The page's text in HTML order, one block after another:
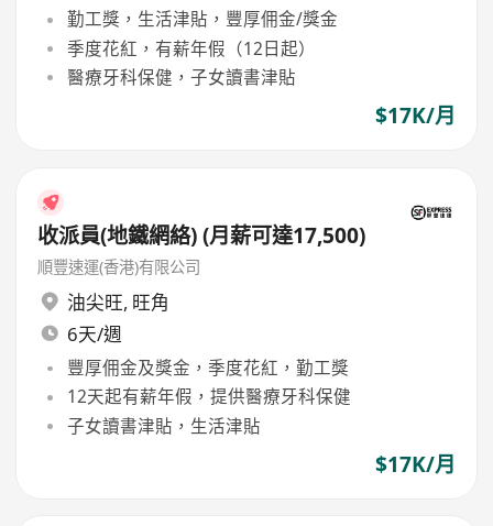
勤工獎，生活津貼，豐厚佣金/獎金
季度花紅，有薪年假（12日起）
醫療牙科保健，子女讀書津貼
$17K/月
收派員(地鐵網絡) (月薪可達17,500)
順豐速運(香港)有限公司
油尖旺, 旺角
6天/週
豐厚佣金及獎金，季度花紅，勤工獎
12天起有薪年假，提供醫療牙科保健
子女讀書津貼，生活津貼
$17K/月